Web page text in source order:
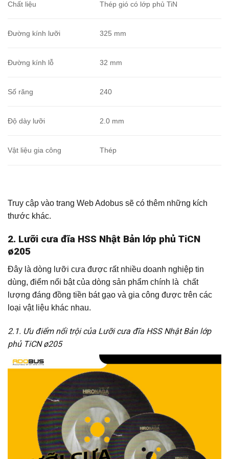
Chất liệu Thép gió có lớp phủ TiN
Đường kính lưỡi 325 mm
Đường kính lỗ 32 mm
Số răng 240
Độ dày lưỡi 2.0 mm
Vật liệu gia công Thép
Truy cập vào trang Web Adobus sẽ có thêm những kích
thước khác.
2. Lưỡi cưa đĩa HSS Nhật Bản lớp phủ TiCN
ø205
Đây là dòng lưỡi cưa được rất nhiều doanh nghiệp tin
dùng, điểm nổi bật của dòng sản phẩm chính là chất
lượng đáng đồng tiền bát gạo và gia công được trên các
loại vật liệu khác nhau.
2.1. Ưu điểm nổi trội của Lưỡi cưa đĩa HSS Nhật Bản lớp
phủ TiCN ø205